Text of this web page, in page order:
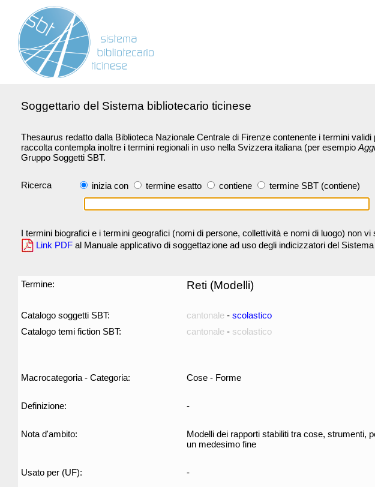
Soggettario del Sistema bibliotecario ticinese
Thesaurus redatto dalla Biblioteca Nazionale Centrale di Firenze contenente i termini
raccolta contempla inoltre i termini regionali in uso nella Svizzera italiana (per esempio
Gruppo Soggetti SBT.
Ricerca inizia con termine esatto contiene termine SBT (contiene)
I termini biografici e i termini geografici (nomi di persone, collettività e nomi di luogo) non vi
Link PDF al Manuale applicativo di soggettazione ad uso degli indicizzatori del
Termine: Reti (Modelli)
Catalogo soggetti SBT: cantonale - scolastico
Catalogo temi fiction SBT:
cantonale - scolastico
Macrocategoria - Categoria: Cose - Forme
Definizione: -
Nota d'ambito:
Modelli dei rapporti stabiliti tra cose, strumenti,
un medesimo fine
Usato per (UF): -